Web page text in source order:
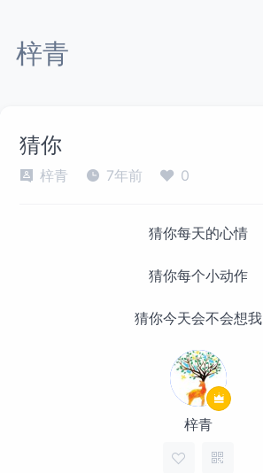
梓青
猜你
梓青 7年前 0
猜你每天的心情
猜你每个小动作
猜你今天会不会想我
梓青